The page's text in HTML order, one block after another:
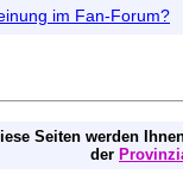
im Fan-Forum?
Seiten werden
der